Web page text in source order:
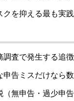
を抑える最も実
査で発生する追
告ミスだけなら
無申告・過少申